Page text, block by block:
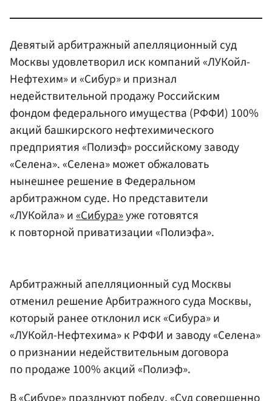
Девятый арбитражный апелляционный суд
Москвы удовлетворил иск компаний «ЛУКойл-
Нефтехим» и «Сибур» и признал
недействительной продажу Российским
фондом федерального имущества (РФФИ) 100%
акций башкирского нефтехимического
предприятия «Полиэф» российскому заводу
«Селена». «Селена» может обжаловать
нынешнее решение в Федеральном
арбитражном суде. Но представители
«ЛУКойла» и«Сибура»уже готовятся
к повторной приватизации «Полиэфа».
Арбитражный апелляционный суд Москвы
отменил решение Арбитражного суда Москвы,
который ранее отклонил иск «Сибура» и
«ЛУКойл-Нефтехима» к РФФИ и заводу «Селена»
о признании недействительным договора
по продаже 100% акций «Полиэф».